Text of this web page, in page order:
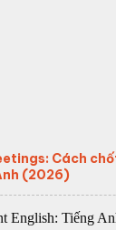
Cách
(2026)